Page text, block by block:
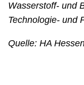
Wasserstoff- und
Technologie- und
Quelle: HA